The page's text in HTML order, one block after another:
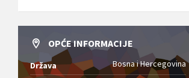
OPĆE INFORMACIJE
Država
Bosna i Hercegovina